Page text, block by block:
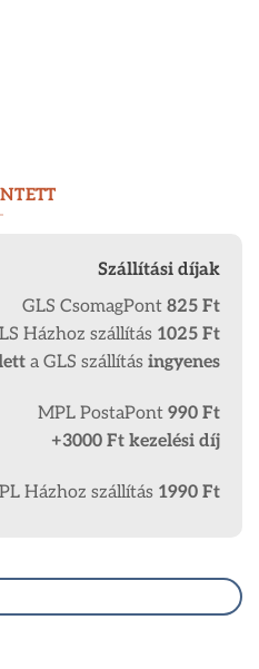
Szállítási díjak
GLS CsomagPont 825 Ft
Házhoz szállítás 1025 Ft
a GLS szállítás ingyenes
MPL PostaPont 990 Ft
+3000 Ft kezelési díj
Házhoz szállítás 1990 Ft